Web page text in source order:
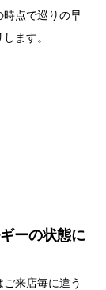
時点で巡りの早
ます。
ーの状態に
来店毎に違う